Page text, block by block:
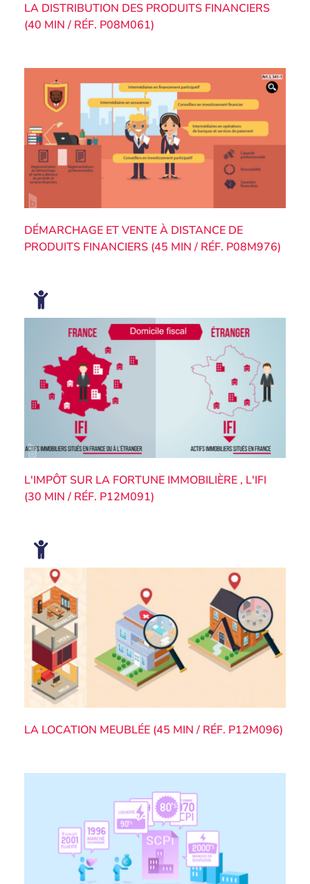
LA DISTRIBUTION DES PRODUITS FINANCIERS
(40 MIN / RÉF. P08M061)
DÉMARCHAGE ET VENTE À DISTANCE DE
PRODUITS FINANCIERS (45 MIN / RÉF. P08M976)
L'IMPÔT SUR LA FORTUNE IMMOBILIÈRE , L'IFI
(30 MIN / RÉF. P12M091)
LA LOCATION MEUBLÉE (45 MIN / RÉF. P12M096)